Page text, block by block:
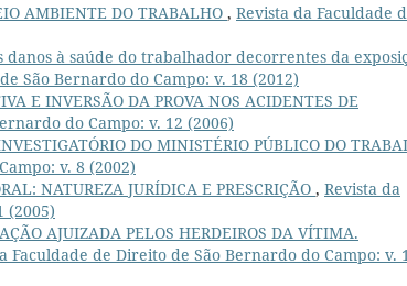
AMBIENTE DO TRABALHO , Revista da Faculdade
danos à saúde do trabalhador decorrentes da
São Bernardo do Campo: v. 18 (2012)
E INVERSÃO DA PROVA NOS ACIDENTES DE
do Campo: v. 12 (2006)
DO MINISTÉRIO PÚBLICO DO
v. 8 (2002)
NATUREZA JURÍDICA E PRESCRIÇÃO , Revista da
(2005)
AJUIZADA PELOS HERDEIROS DA VÍTIMA.
Faculdade de Direito de São Bernardo do Campo: v.